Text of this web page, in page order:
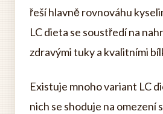
řeší hlavně rovnováhu
LC dieta se soustředí na
zdravými tuky a kvalitními
Existuje mnoho variant LC
nich se shoduje na omezení